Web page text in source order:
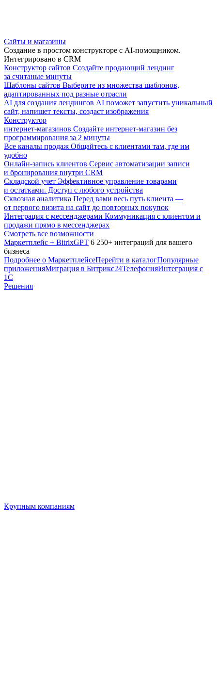
Сайты и магазины
Создание в простом конструкторе с AI-помощником.
Интегрировано в CRM
Конструктор сайтов Создайте продающий лендинг
за считаные минуты
Шаблоны сайтов Выберите из множества шаблонов,
адаптированных под разные отрасли
AI для создания лендингов AI поможет запустить уникальный
сайт, напишет тексты, создаст изображения
Конструктор
интернет-магазинов Создайте интернет-магазин без
программирования за 2 минуты
Все каналы продаж Общайтесь с клиентами там, где им
удобно
Онлайн-запись клиентов Сервис автоматизации записи
и бронирования внутри CRM
Складской учет Эффективное управление товарами
и остатками. Доступ с любого устройства
Сквозная аналитика Перед вами весь путь клиента —
от первого визита на сайт до повторных покупок
Интеграция с мессенджерами Коммуникация с клиентом и
продажи прямо в мессенджерах
Смотреть все возможности
Маркетплейс + BitrixGPT 6 250+ интеграций для вашего
бизнеса
Подробнее о МаркетплейсеПерейти в каталогПопулярные
приложенияМиграция в Битрикс24ТелефонияИнтеграция с
1С
Решения
Крупным компаниям